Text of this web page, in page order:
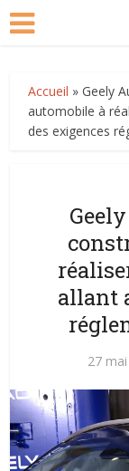
Accueil »Geely
automobile à
des exigences
allant
27